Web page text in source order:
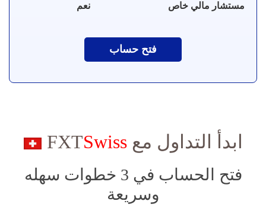
نعم مستشار مالي خاص
فتح حساب
ابدأ التداول مع FXTSwiss
فتح الحساب في 3 خطوات سهله
وسريعة